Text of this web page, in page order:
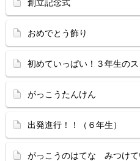
創立記念式
おめでとう飾り
初めていっぱい！３年生のス
がっこうたんけん
出発進行！！（６年生）
がっこうのはてな みつけて